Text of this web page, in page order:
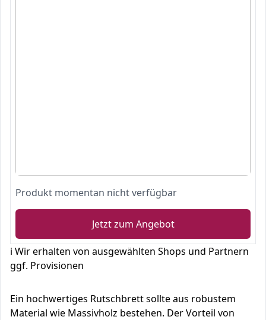
Produkt momentan nicht verfügbar
Jetzt zum Angebot
ℹ️ Wir erhalten von ausgewählten Shops und Partnern
ggf. Provisionen
Ein hochwertiges Rutschbrett sollte aus robustem
Material wie Massivholz bestehen. Der Vorteil von